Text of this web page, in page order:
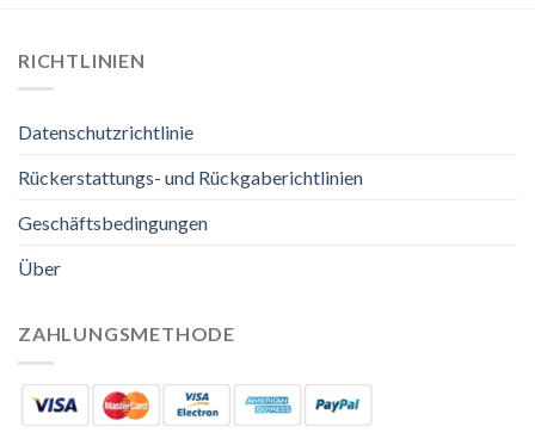
RICHTLINIEN
Datenschutzrichtlinie
Rückerstattungs- und Rückgaberichtlinien
Geschäftsbedingungen
Über
ZAHLUNGSMETHODE